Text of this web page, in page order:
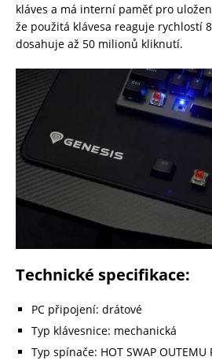
kláves a má interní paměť pro
že použitá klávesa reaguje rychlostí
dosahuje až 50 milionů kliknutí.
Technické specifikace:
PC připojení: drátové
Typ klávesnice: mechanická
Typ spínače: HOT SWAP OUTEMU